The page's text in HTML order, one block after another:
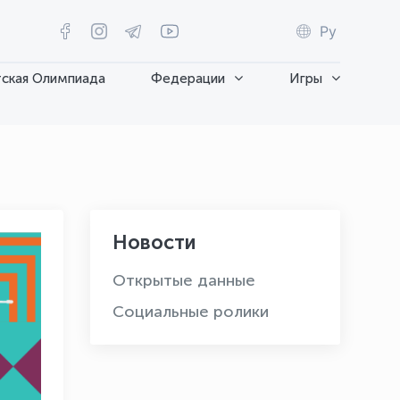
Ру
Олимпиада Федерации Игры
Новости
Открытые данные
Социальные ролики